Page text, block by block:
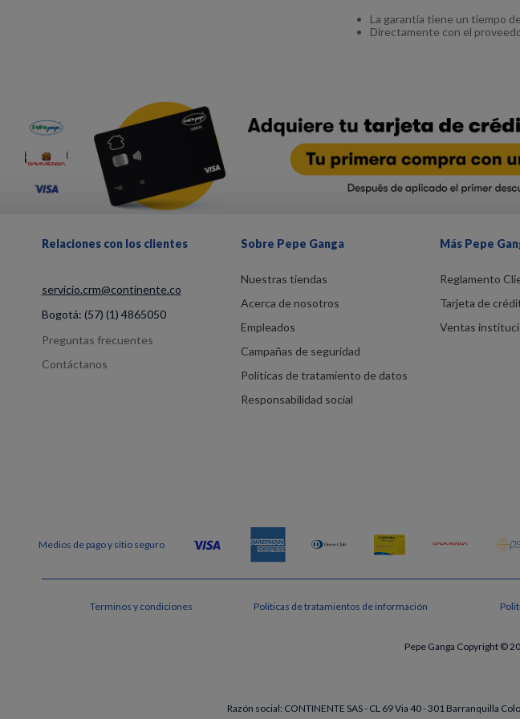
La garantía tiene un tiempo
Directamente con el
Relaciones con los clientes
servicio.crm@continente.co
Bogotá: (57) (1) 4865050
Preguntas frecuentes
Contáctanos
Sobre Pepe Ganga
Nuestras tiendas
Acerca de nosotros
Empleados
Campañas de seguridad
Políticas de tratamiento de datos
Responsabilidad social
Más Pepe
Reglamento
Tarjeta de
Ventas
Terminos y condiciones Politicas de tratamientos de información
Pepe Ganga Copyright ©
Razón social: CONTINENTE SAS - CL 69 Via 40 - 301 Barranquilla